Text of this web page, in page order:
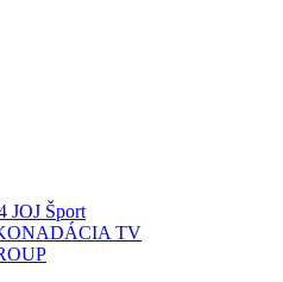
JOJ Šport
NADÁCIA TV